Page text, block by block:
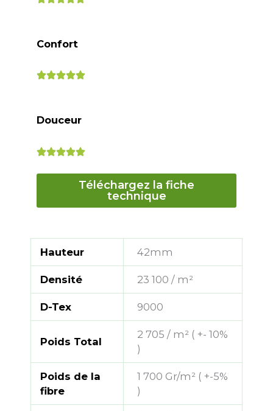
Confort
Douceur
Téléchargez la fiche
technique
Hauteur 42mm
Densité 23 100 / m²
D-Tex 9000
Poids Total
2 705 / m² ( +- 10%
)
Poids de la
fibre
1 700 Gr/m² ( +-5%
)